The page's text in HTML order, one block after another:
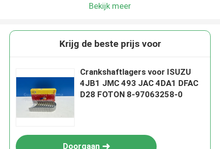
Bekijk meer
Krijg de beste prijs voor
Crankshaftlagers voor ISUZU
4JB1 JMC 493 JAC 4DA1 DFAC
D28 FOTON 8-97063258-0
Doorgaan